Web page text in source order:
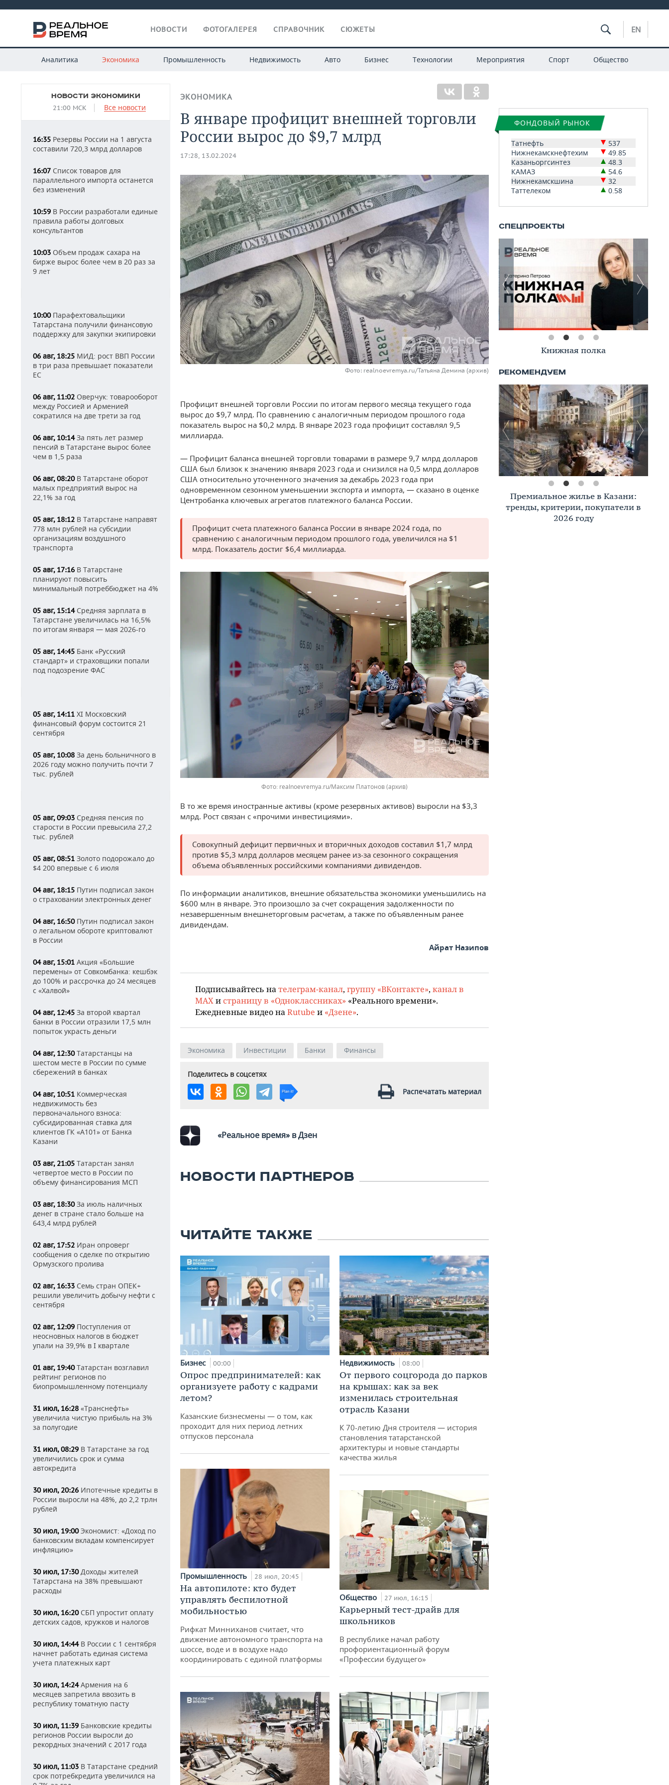
НОВОСТИ ФОТОГАЛЕРЕЯ СПРАВОЧНИК СЮЖЕТЫ EN
Аналитика Экономика Промышленность Недвижимость Авто Бизнес Технологии Мероприятия Спорт Общество
НОВОСТИ ЭКОНОМИКИ
21:00 МСК Все новости
16:35 Резервы России на 1 августа
составили 720,3 млрд долларов
16:07 Список товаров для
параллельного импорта останется
без изменений
10:59 В России разработали единые
правила работы долговых
консультантов
10:03 Объем продаж сахара на
бирже вырос более чем в 20 раз за
9 лет
10:00Парафехтовальщики
Татарстана получили финансовую
поддержку для закупки экипировки
06 авг, 18:25 МИД: рост ВВП России
в три раза превышает показатели
ЕС
06 авг, 11:02 Оверчук: товарооборот
между Россией и Арменией
сократился на две трети за год
06 авг, 10:14За пять лет размер
пенсий в Татарстане вырос более
чем в 1,5 раза
06 авг, 08:20В Татарстане оборот
малых предприятий вырос на
22,1% за год
05 авг, 18:12 В Татарстане направят
778 млн рублей на субсидии
организациям воздушного
транспорта
05 авг, 17:16 В Татарстане
планируют повысить
минимальный потреббюджет на 4%
05 авг, 15:14Средняя зарплата в
Татарстане увеличилась на 16,5%
по итогам января — мая 2026-го
05 авг, 14:45 Банк «Русский
стандарт» и страховщики попали
под подозрение ФАС
05 авг, 14:11 XI Московский
финансовый форум состоится 21
сентября
05 авг, 10:08 За день больничного в
2026 году можно получить почти 7
тыс. рублей
05 авг, 09:03 Средняя пенсия по
старости в России превысила 27,2
тыс. рублей
05 авг, 08:51 Золото подорожало до
$4 200 впервые с 6 июля
04 авг, 18:15 Путин подписал закон
о страховании электронных денег
04 авг, 16:50Путин подписал закон
о легальном обороте криптовалют
в России
04 авг, 15:01 Акция «Большие
перемены» от Совкомбанка: кешбэк
до 100% и рассрочка до 24 месяцев
с «Халвой»
04 авг, 12:45 За второй квартал
банки в России отразили 17,5 млн
попыток украсть деньги
04 авг, 12:30Татарстанцы на
шестом месте в России по сумме
сбережений в банках
04 авг, 10:51 Коммерческая
недвижимость без
первоначального взноса:
субсидированная ставка для
клиентов ГК «А101» от Банка
Казани
03 авг, 21:05 Татарстан занял
четвертое место в России по
объему финансирования МСП
03 авг, 18:30За июль наличных
денег в стране стало больше на
643,4 млрд рублей
02 авг, 17:52 Иран опроверг
сообщения о сделке по открытию
Ормузского пролива
02 авг, 16:33 Семь стран ОПЕК+
решили увеличить добычу нефти с
сентября
02 авг, 12:09 Поступления от
неосновных налогов в бюджет
упали на 39,9% в I квартале
01 авг, 19:40Татарстан возглавил
рейтинг регионов по
биопромышленному потенциалу
31 июл, 16:28 «Транснефть»
увеличила чистую прибыль на 3%
за полугодие
31 июл, 08:29 В Татарстане за год
увеличились срок и сумма
автокредита
30 июл, 20:26 Ипотечные кредиты в
России выросли на 48%, до 2,2 трлн
рублей
30 июл, 19:00Экономист: «Доход по
банковским вкладам компенсирует
инфляцию»
30 июл, 17:30Доходы жителей
Татарстана на 38% превышают
расходы
30 июл, 16:20СБП упростит оплату
детских садов, кружков и налогов
30 июл, 14:44В России с 1 сентября
начнет работать единая система
учета платежных карт
30 июл, 14:24Армения на 6
месяцев запретила ввозить в
республику томатную пасту
30 июл, 11:39 Банковские кредиты
регионов России выросли до
рекордных значений с 2017 года
30 июл, 11:03 В Татарстане средний
срок потребкредита увеличился на
ЭКОНОМИКА
В январе профицит внешней торговли
России вырос до $9,7 млрд
17:28, 13.02.2024
Фото: realnoevremya.ru/Татьяна Демина (архив)
Профицит внешней торговли России по итогам первого месяца текущего года
вырос до $9,7 млрд. По сравнению с аналогичным периодом прошлого года
показатель вырос на $0,2 млрд. В январе 2023 года профицит составлял 9,5
миллиарда.
— Профицит баланса внешней торговли товарами в размере 9,7 млрд долларов
США был близок к значению января 2023 года и снизился на 0,5 млрд долларов
США относительно уточненного значения за декабрь 2023 года при
одновременном сезонном уменьшении экспорта и импорта, — сказано в оценке
Центробанка ключевых агрегатов платежного баланса России.
Профицит счета платежного баланса России в январе 2024 года, по
сравнению с аналогичным периодом прошлого года, увеличился на $1
млрд. Показатель достиг $6,4 миллиарда.
realnoevremya.ru/Максим Платонов (архив)
В то же время иностранные активы (кроме резервных активов) выросли на $3,3
млрд. Рост связан с «прочими инвестициями».
Совокупный дефицит первичных и вторичных доходов составил $1,7 млрд
против $5,3 млрд долларов месяцем ранее из-за сезонного сокращения
объема объявленных российскими компаниями дивидендов.
По информации аналитиков, внешние обязательства экономики уменьшились на
$600 млн в январе. Это произошло за счет сокращения задолженности по
незавершенным внешнеторговым расчетам, а также по объявленным ранее
дивидендам.
Айрат Назипов
Подписывайтесь нателеграм-канал, группу «ВКонтакте», канал в
MAXи страницу в «Одноклассниках» «Реального времени».
Ежедневные видео наRutube и «Дзене».
Экономика Инвестиции Банки Финансы
Поделитесь в соцсетях
Распечатать материал
«Реальное время» в Дзен
НОВОСТИ ПАРТНЕРОВ
ЧИТАЙТЕ ТАКЖЕ
Бизнес 00:00
Опрос предпринимателей: как
организуете работу с кадрами
летом?
Казанские бизнесмены — о том, как
проходит для них период летних
отпусков персонала
Промышленность 28 июл, 20:45
На автопилоте: кто будет
управлять беспилотной
мобильностью
Рифкат Минниханов считает, что
движение автономного транспорта на
шоссе, воде и в воздухе надо
координировать с единой платформы
Недвижимость 08:00
От первого соцгорода до парков
на крышах: как за век
изменилась строительная
отрасль Казани
К 70-летию Дня строителя — история
становления татарстанской
архитектуры и новые стандарты
качества жилья
Общество 27 июл, 16:15
Карьерный тест-драйв для
школьников
В республике начал работу
профориентационный форум
«Профессии будущего»
ФОНДОВЫЙ РЫНОК
Татнефть
537
Нижнекамскнефтехим
49.85
Казаньоргсинтез
48.3
КАМАЗ
54.6
Нижнекамскшина
32
Таттелеком
0.58
Книжная полка
Премиальное жилье в Казани:
тренды, критерии, покупатели в
2026 году